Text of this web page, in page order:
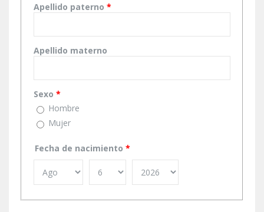
Apellido paterno *
Apellido materno
Sexo *
Hombre
Mujer
Fecha de nacimiento *